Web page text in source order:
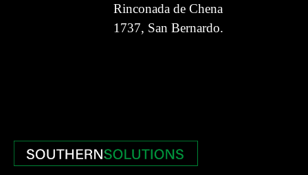
Rinconada de Chena
1737, San Bernardo.